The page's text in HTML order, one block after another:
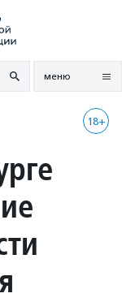
меню
18+